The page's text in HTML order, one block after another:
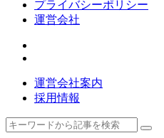
プライバシーポリシー
運営会社
運営会社案内
採用情報